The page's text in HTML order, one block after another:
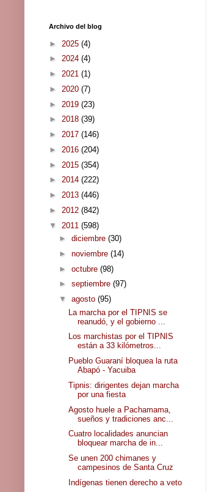
Archivo del blog
► 2025 (4)
► 2024 (4)
► 2021 (1)
► 2020 (7)
► 2019 (23)
► 2018 (39)
► 2017 (146)
► 2016 (204)
► 2015 (354)
► 2014 (222)
► 2013 (446)
► 2012 (842)
▼ 2011 (598)
► diciembre (30)
► noviembre (14)
► octubre (98)
► septiembre (97)
▼ agosto (95)
La marcha por el TIPNIS se
reanudó, y el gobierno ...
Los marchistas por el TIPNIS
están a 33 kilómetros...
Pueblo Guaraní bloquea la ruta
Abapó - Yacuiba
Tipnis: dirigentes dejan marcha
por una fiesta
Agosto huele a Pachamama,
sueños y tradiciones anc...
Cuatro localidades anuncian
bloquear marcha de in...
Se unen 200 chimanes y
campesinos de Santa Cruz
Indígenas tienen derecho a veto